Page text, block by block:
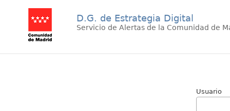
D.G. de Estrategia Digital
Servicio de Alertas de la Comunidad de
Usuario